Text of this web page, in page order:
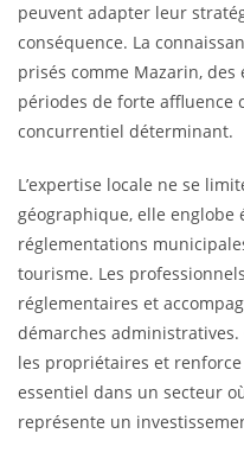
peuvent adapter leur
conséquence. La
prisés comme Mazarin, des
périodes de forte affluence
concurrentiel déterminant.
L’expertise locale ne se
géographique, elle englobe
réglementations
tourisme. Les
réglementaires et
démarches
les propriétaires et
essentiel dans un secteur
représente un